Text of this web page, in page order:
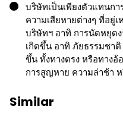
บริษัทเป็นเพียงตัวแทนก
ความเสียหายต่างๆ ที่อยู่
บริษัทฯ อาทิ การนัดหยุด
เกิดขึ้น อาทิ ภัยธรรมชา
ขึ้น ทั้งทางตรง หรือทางอ้
การสูญหาย ความล่าช้า
Similar